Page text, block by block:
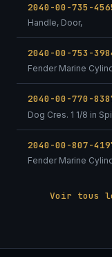
2040-00-735-
Handle, Door,
2040-00-753-
Fender Marine
2040-00-770-
Dog Cres. 1 1/8 in
2040-00-807-
Fender Marine
Voir tous